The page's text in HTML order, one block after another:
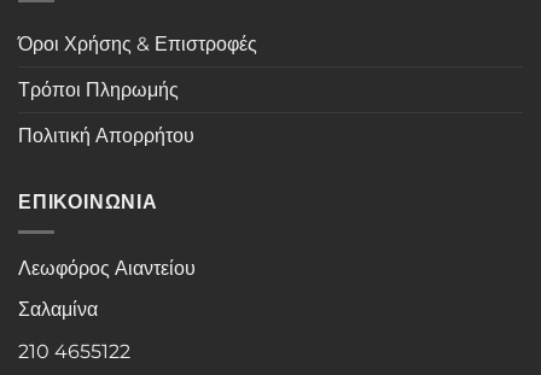
Όροι Χρήσης & Επιστροφές
Τρόποι Πληρωμής
Πολιτική Απορρήτου
ΕΠΙΚΟΙΝΩΝΙΑ
Λεωφόρος Αιαντείου
Σαλαμίνα
210 4655122